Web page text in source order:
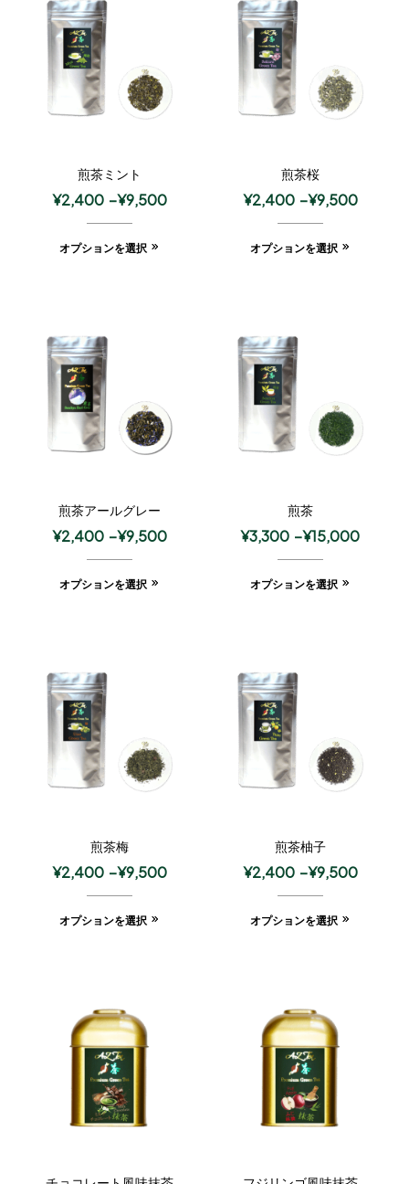
煎茶ミント
¥2,400 –¥9,500
オプションを選択
煎茶桜
¥2,400 –¥9,500
オプションを選択
煎茶アールグレー
¥2,400 –¥9,500
オプションを選択
煎茶
¥3,300 –¥15,000
オプションを選択
煎茶梅
¥2,400 –¥9,500
オプションを選択
煎茶柚子
¥2,400 –¥9,500
オプションを選択